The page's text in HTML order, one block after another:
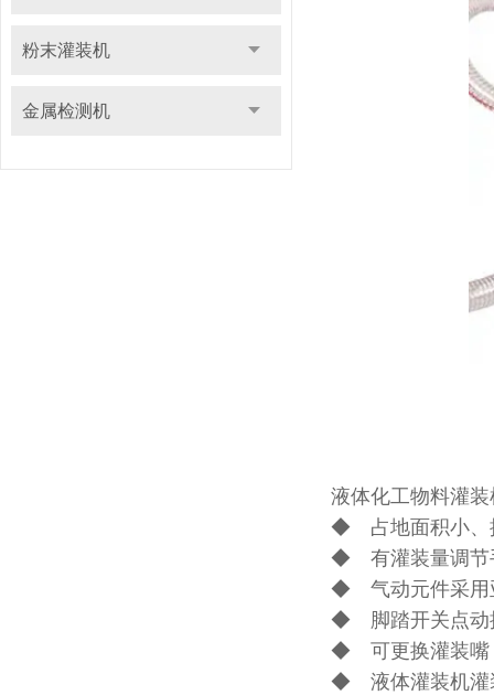
粉末灌装机
金属检测机
液体化工物料灌
◆ 占地面积小、
◆ 有灌装量调节
◆ 气动元件采用
◆ 脚踏开关点动
◆ 可更换灌装嘴
◆ 液体灌装机灌